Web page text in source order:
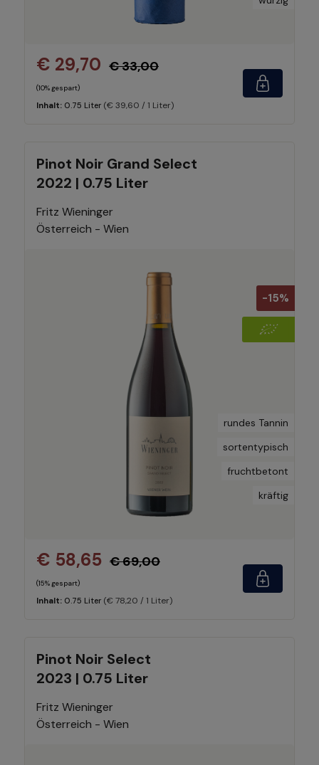
€ 29,70 € 33,00
(10% gespart)
Inhalt: 0.75 Liter (€ 39,60 / 1 Liter)
Pinot Noir Grand Select
2022 | 0.75 Liter
Fritz Wieninger
Österreich - Wien
-15%
rundes Tannin
sortentypisch
fruchtbetont
kräftig
€ 58,65 € 69,00
(15% gespart)
Inhalt: 0.75 Liter (€ 78,20 / 1 Liter)
Pinot Noir Select
2023 | 0.75 Liter
Fritz Wieninger
Österreich - Wien